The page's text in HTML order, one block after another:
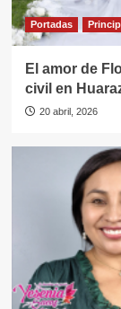
Portadas
El amor de
civil en
20 abril, 2026